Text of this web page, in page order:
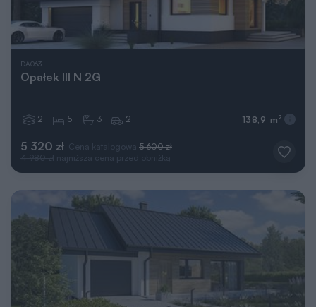
DA063
Opałek III N 2G
5 320 zł Cena katalogowa 5 600 zł
4 980 zł najniższa cena przed obniżką
2 5 3 2 138,9 m 2